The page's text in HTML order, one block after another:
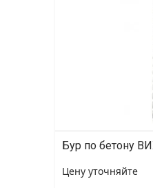
Бур по бетону
Цену уточняйте